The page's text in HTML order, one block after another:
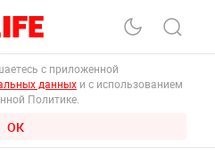
с приложенной
данных и с использованием
Политике.
ОК